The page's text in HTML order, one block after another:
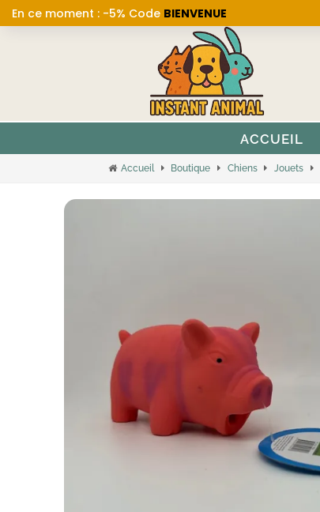
En ce moment : -5% Code BIENVENUE
ACCUEIL
Accueil Boutique Chiens Jouets